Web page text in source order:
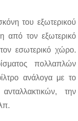
του εξωτερικού
από τον εξωτερικό
εσωτερικό χώρο.
πολλαπλών
ανάλογα με το
την